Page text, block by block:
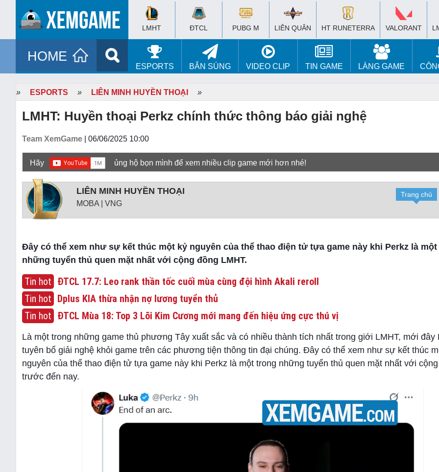
LMHT ĐTCL PUBG M LIÊN QUÂN HT RUNETERRA VALORANT
HOME
ESPORTS BẮN SÚNG VIDEO CLIP TIN GAME LÀNG GAME
» ESPORTS » LIÊN MINH HUYỀN THOẠI »
LMHT: Huyền thoại Perkz chính thức thông báo giải nghệ
Team XemGame | 06/06/2025 10:00
Hãy ủng hộ bọn mình để xem nhiều clip game mới hơn nhé!
LIÊN MINH HUYỀN THOẠI
MOBA | VNG
Trang chủ
Đây có thể xem như sự kết thúc một kỷ nguyên của thể thao điện tử tựa game này khi Perkz là
những tuyển thủ quen mặt nhất với cộng đồng LMHT.
Tin hot ĐTCL 17.7: Leo rank thần tốc cuối mùa cùng đội hình Akali reroll
Tin hot Dplus KIA thừa nhận nợ lương tuyển thủ
Tin hot ĐTCL Mùa 18: Top 3 Lõi Kim Cương mới mang đến hiệu ứng cực thú vị
Là một trong những game thủ phương Tây xuất sắc và có nhiều thành tích nhất trong giới LMHT, mới đây
tuyên bố giải nghệ khỏi game trên các phương tiện thông tin đại chúng. Đây có thể xem như sự kết thúc
nguyên của thể thao điện tử tựa game này khi Perkz là một trong những tuyển thủ quen mặt nhất với
trước đến nay.